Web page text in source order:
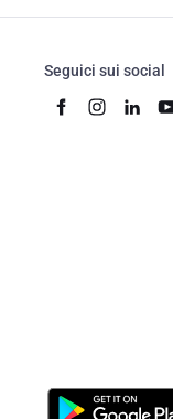
Seguici sui social